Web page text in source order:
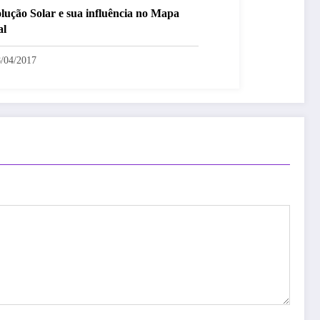
Solar e sua influência no Mapa
04/2017